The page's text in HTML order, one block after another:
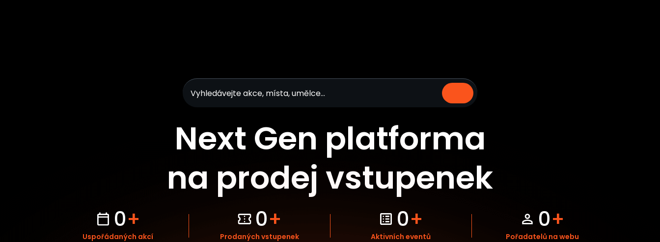
Vyhledávejte akce, místa, umělce...
Next Gen platforma
na prodej vstupenek
0+
Uspořádaných akcí
0+
Prodaných vstupenek
0+
Aktivních eventů
0+
Pořadatelů na webu